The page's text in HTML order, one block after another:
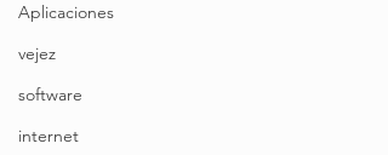
Aplicaciones
vejez
software
internet